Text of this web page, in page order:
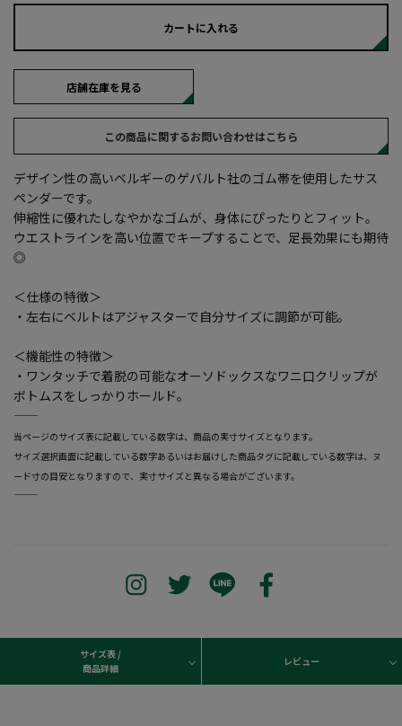
カートに入れる
店舗在庫を見る
この商品に関するお問い合わせはこちら
デザイン性の高いベルギーのゲバルト社のゴム帯を使用したサス
ペンダーです。
伸縮性に優れたしなやかなゴムが、身体にぴったりとフィット。
ウエストラインを高い位置でキープすることで、足長効果にも期待
◎
＜仕様の特徴＞
・左右にベルトはアジャスターで自分サイズに調節が可能。
＜機能性の特徴＞
・ワンタッチで着脱の可能なオーソドックスなワニ口クリップが
ボトムスをしっかりホールド。
―――――――――――――――――――――――
当ページのサイズ表に記載している数字は、商品の実寸サイズとなります。
サイズ選択画面に記載している数字あるいはお届けした商品タグに記載している数字は、ヌ
ード寸の目安となりますので、実寸サイズと異なる場合がございます。
―――――――――――――――――――――――
サイズ表 /
商品詳細
レビュー